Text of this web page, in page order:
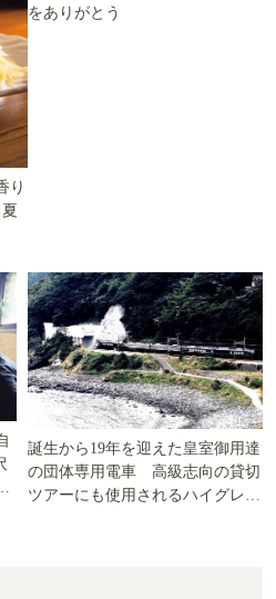
り
をありがとう
誕生から19年を迎えた皇室御用達
の団体専用電車 高級志向の貸切
ツアーにも使用されるハイグレー